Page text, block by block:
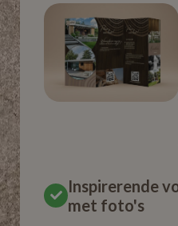
Inspirerende
met foto's